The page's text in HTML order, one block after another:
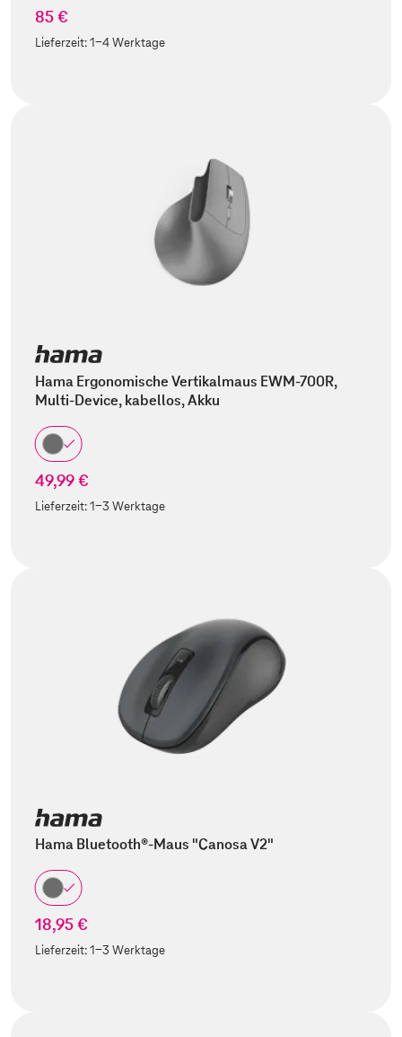
85 €
Lieferzeit:1-4 Werktage
Hama Ergonomische Vertikalmaus EWM-700R,
Multi-Device, kabellos, Akku
49,99 €
Lieferzeit:1-3 Werktage
Hama Bluetooth®-Maus "Canosa V2"
18,95 €
Lieferzeit:1-3 Werktage